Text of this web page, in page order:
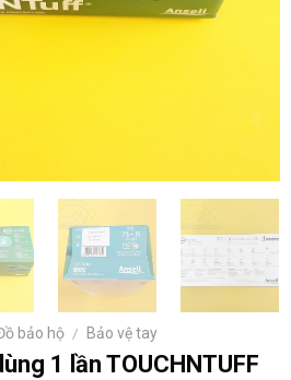
bảo hộ / Bảo vệ tay
1 lần TOUCHNTUFF